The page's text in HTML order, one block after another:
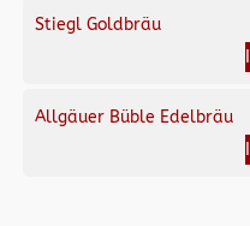
Stiegl Goldbräu
Allgäuer Büble Edelbräu